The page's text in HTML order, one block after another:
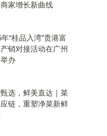
家增长新曲线
年“桂品入湾”贵港富
销对接活动在广州
办
选，鲜美直达｜菜
链，重塑净菜新鲜